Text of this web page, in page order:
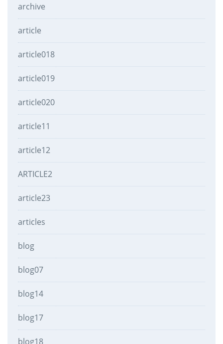
archive
article
article018
article019
article020
article11
article12
ARTICLE2
article23
articles
blog
blog07
blog14
blog17
blog18